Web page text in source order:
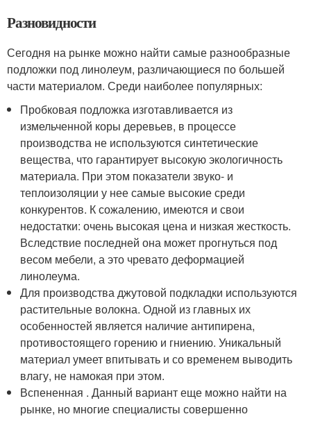
Разновидности
Сегодня на рынке можно найти самые разнообразные
подложки под линолеум, различающиеся по большей
части материалом. Среди наиболее популярных:
Пробковая подложка изготавливается из
измельченной коры деревьев, в процессе
производства не используются синтетические
вещества, что гарантирует высокую экологичность
материала. При этом показатели звуко- и
теплоизоляции у нее самые высокие среди
конкурентов. К сожалению, имеются и свои
недостатки: очень высокая цена и низкая жесткость.
Вследствие последней она может прогнуться под
весом мебели, а это чревато деформацией
линолеума.
Для производства джутовой подкладки используются
растительные волокна. Одной из главных их
особенностей является наличие антипирена,
противостоящего горению и гниению. Уникальный
материал умеет впитывать и со временем выводить
влагу, не намокая при этом.
Вспененная . Данный вариант еще можно найти на
рынке, но многие специалисты совершенно